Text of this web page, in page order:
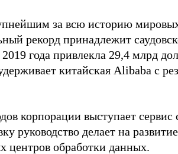
за всю историю
рекорд принадлежит
года привлекла 29,4 млрд
китайская Alibaba с
корпорации выступает сервис
руководство делает на
центров обработки данных.